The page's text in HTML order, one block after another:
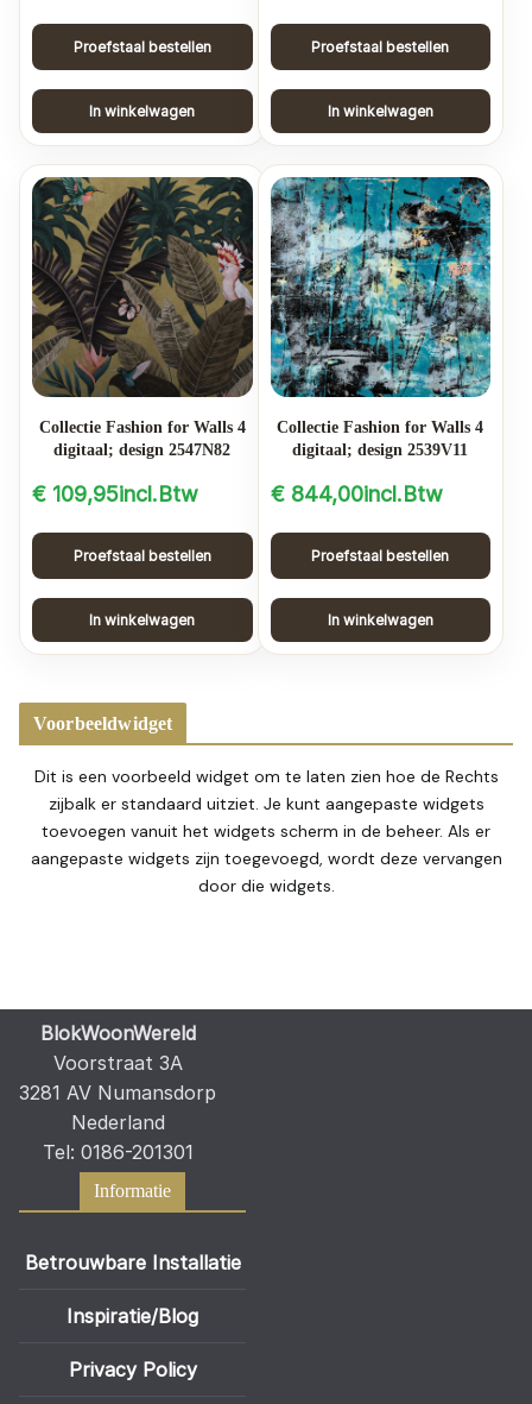
Proefstaal bestellen
In winkelwagen
Proefstaal bestellen
In winkelwagen
Collectie Fashion for Walls 4
digitaal; design 2547N82
€ 109,95incl.Btw
Proefstaal bestellen
In winkelwagen
Collectie Fashion for Walls 4
digitaal; design 2539V11
€844,00incl.Btw
Proefstaal bestellen
In winkelwagen
Voorbeeldwidget
Dit is een voorbeeld widget om te laten zien hoe de Rechts
zijbalk er standaard uitziet. Je kunt aangepaste widgets
toevoegen vanuit het widgets scherm in de beheer. Als er
aangepaste widgets zijn toegevoegd, wordt deze vervangen
door die widgets.
BlokWoonWereld
Voorstraat 3A
3281 AV Numansdorp
Nederland
Tel: 0186-201301
Informatie
Betrouwbare Installatie
Inspiratie/Blog
Privacy Policy